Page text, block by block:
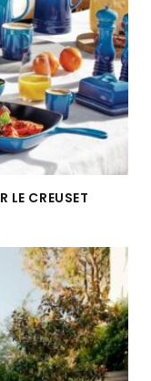
LE CREUSET